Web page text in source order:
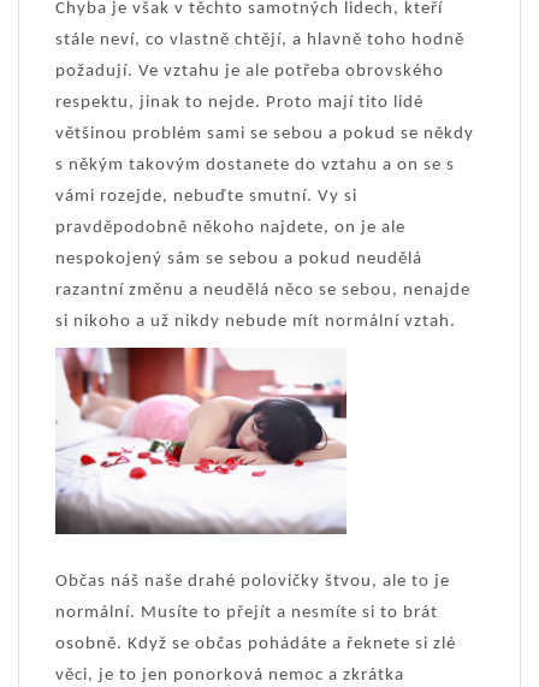
Chyba je však v těchto samotných lidech, kteří
stále neví, co vlastně chtějí, a hlavně toho hodně
požadují. Ve vztahu je ale potřeba obrovského
respektu, jinak to nejde. Proto mají tito lidé
většinou problém sami se sebou a pokud se někdy
s někým takovým dostanete do vztahu a on se s
vámi rozejde, nebuďte smutní. Vy si
pravděpodobně někoho najdete, on je ale
nespokojený sám se sebou a pokud neudělá
razantní změnu a neudělá něco se sebou, nenajde
si nikoho a už nikdy nebude mít normální vztah.
Občas náš naše drahé polovičky štvou, ale to je
normální. Musíte to přejít a nesmíte si to brát
osobně. Když se občas pohádáte a řeknete si zlé
věci, je to jen ponorková nemoc a zkrátka